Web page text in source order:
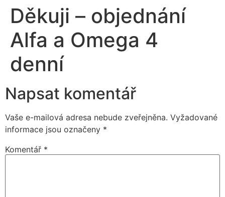
Děkuji – objednání
Alfa a Omega 4
denní
Napsat komentář
Vaše e-mailová adresa nebude zveřejněna. Vyžadované
informace jsou označeny *
Komentář *